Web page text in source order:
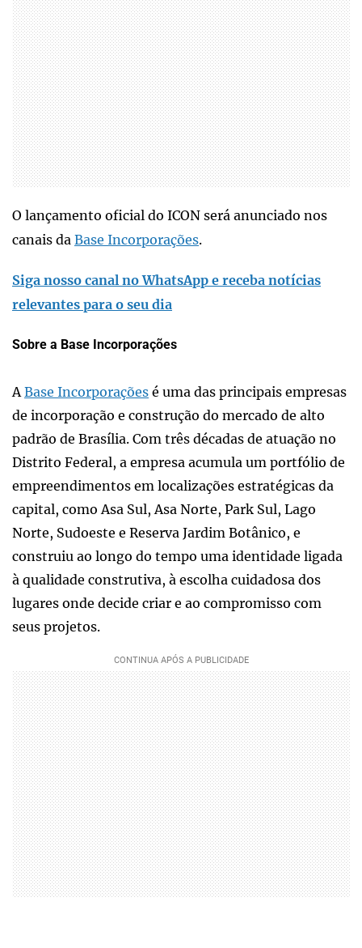
O lançamento oficial do ICON será anunciado nos
canais da Base Incorporações.
Siga nosso canal no WhatsApp e receba notícias
relevantes para o seu dia
Sobre a Base Incorporações
A Base Incorporações é uma das principais empresas
de incorporação e construção do mercado de alto
padrão de Brasília. Com três décadas de atuação no
Distrito Federal, a empresa acumula um portfólio de
empreendimentos em localizações estratégicas da
capital, como Asa Sul, Asa Norte, Park Sul, Lago
Norte, Sudoeste e Reserva Jardim Botânico, e
construiu ao longo do tempo uma identidade ligada
à qualidade construtiva, à escolha cuidadosa dos
lugares onde decide criar e ao compromisso com
seus projetos.